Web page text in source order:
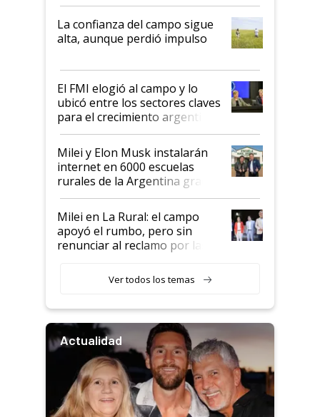
plata a un hijo para droga":
Juan Félix Rossetti, el libertario
que de una dura crisis salió
de Milei
La confianza del campo sigue
alta, aunque perdió impulso
El FMI elogió al campo y lo
ubicó entre los sectores claves
para el crecimiento argentino
Milei y Elon Musk instalarán
internet en 6000 escuelas
rurales de la Argentina gracias
a un acuerdo con Starlink
Milei en La Rural: el campo
apoyó el rumbo, pero sin
renunciar al reclamo por las
Ver todos los temas
Actualidad